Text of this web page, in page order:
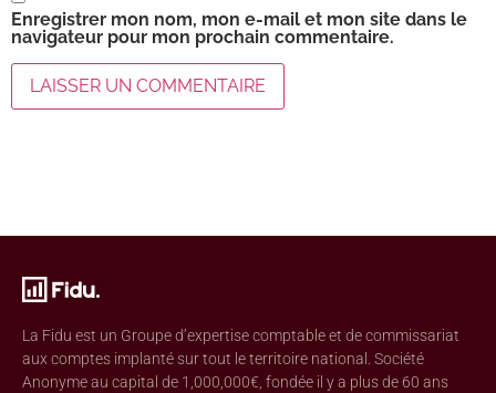
Enregistrer mon nom, mon e-mail et mon site dans le
navigateur pour mon prochain commentaire.
La Fidu est un Groupe d’expertise comptable et de commissariat
aux comptes implanté sur tout le territoire national. Société
Anonyme au capital de 1,000,000€, fondée il y a plus de 60 ans